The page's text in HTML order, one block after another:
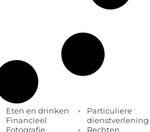
Eten en drinken
Financieel
Fotografie
Particuliere
dienstverlening
Rechten